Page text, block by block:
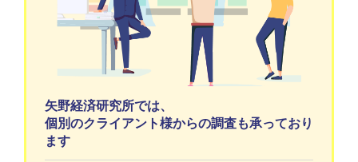
矢野経済研究所では、
個別のクライアント様からの調査も承っており
ます